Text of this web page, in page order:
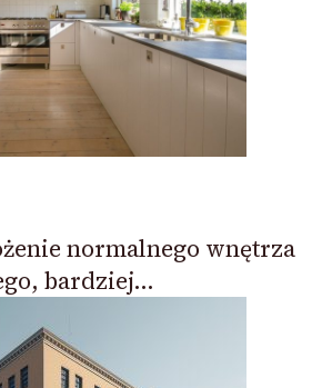
normalnego wnętrza
bardziej…